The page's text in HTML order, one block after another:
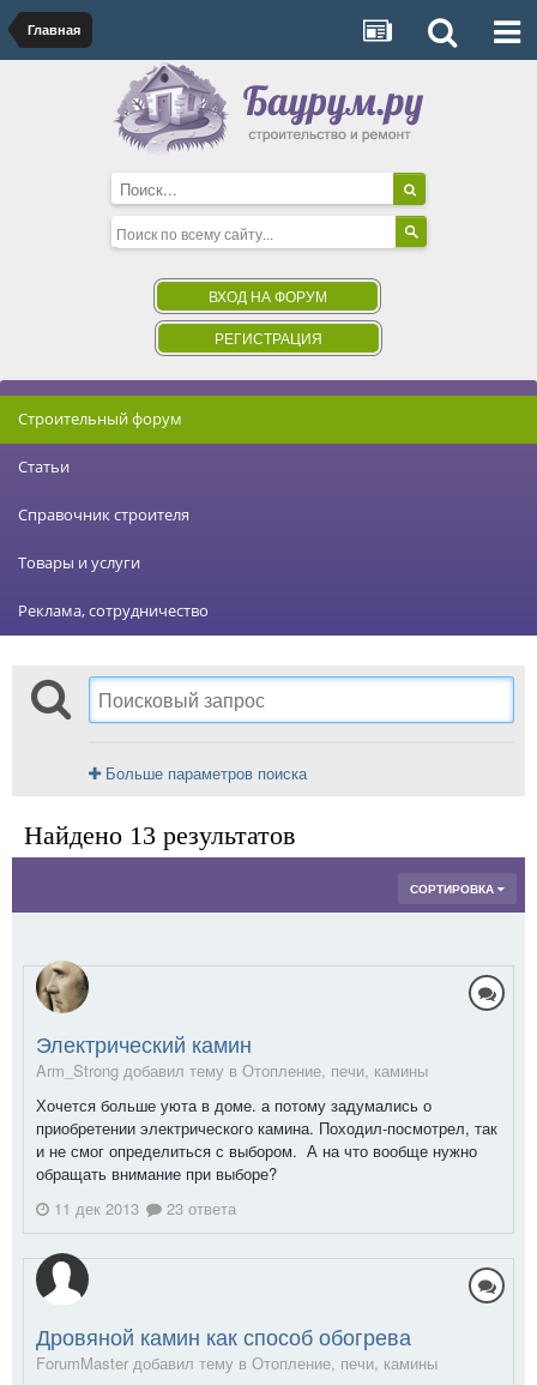
Главная
ВХОД НА ФОРУМ
РЕГИСТРАЦИЯ
Строительный форум
Статьи
Справочник строителя
Товары и услуги
Реклама, сотрудничество
Больше параметров поиска
Найдено 13 результатов
СОРТИРОВКА
Электрический камин
Arm_Strong добавил тему в Отопление, печи, камины
Хочется больше уюта в доме. а потому задумались о
приобретении электрического камина. Походил-посмотрел, так
и не смог определиться с выбором. А на что вообще нужно
обращать внимание при выборе?
11 дек 2013
23 ответа
Дровяной камин как способ обогрева
ForumMaster добавил тему в Отопление, печи, камины